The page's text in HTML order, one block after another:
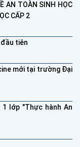
AN TOÀN SINH HỌC
CẤP 2
tiên
mới tại trường Đại
lớp "Thực hành An